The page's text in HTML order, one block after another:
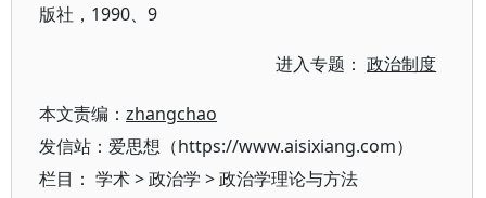
版社，1990、9
进入专题：政治制度
本文责编： zhangchao
发信站：爱思想（https://www.aisixiang.com）
栏目： 学术>政治学 >政治学理论与方法